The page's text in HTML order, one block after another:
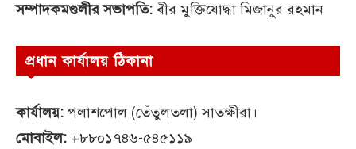
সম্পাদকমণ্ডলীর সভাপতি:বীর মুক্তিযোদ্ধা মিজানুর রহমান
প্রধান কার্যালয় ঠিকানা
কার্যালয়: পলাশপোল (তেঁতুলতলা) সাতক্ষীরা।
মোবাইল: +৮৮০১৭৪৬-৫৪৫১১৯